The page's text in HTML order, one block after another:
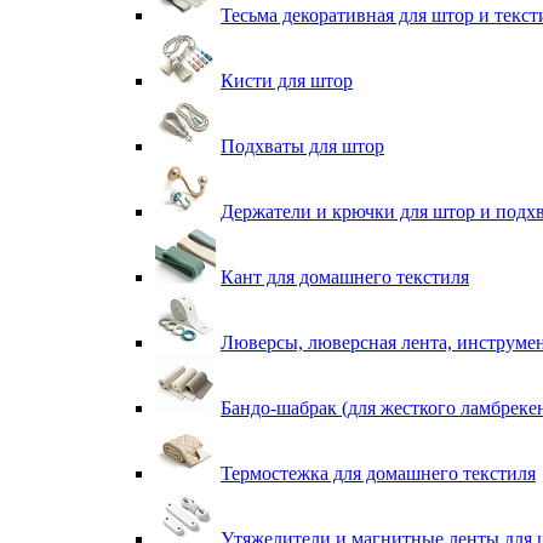
Тесьма декоративная для штор и
Кисти для штор
Подхваты для штор
Держатели и крючки для штор и
Кант для домашнего текстиля
Люверсы, люверсная лента,
Бандо-шабрак (для жесткого
Термостежка для домашнего текстиля
Утяжелители и магнитные ленты для